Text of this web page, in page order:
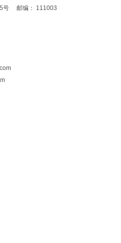
号 邮编： 111003